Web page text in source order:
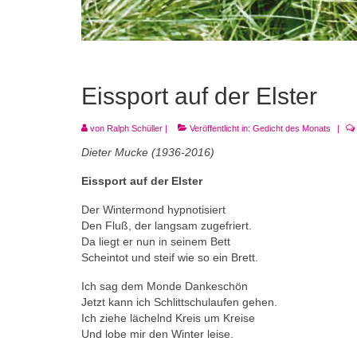
Eissport auf der Elster
von Ralph Schüller | Veröffentlicht in: Gedicht des Monats |
Dieter Mucke (1936-2016)
Eissport auf der Elster
Der Wintermond hypnotisiert
Den Fluß, der langsam zugefriert.
Da liegt er nun in seinem Bett
Scheintot und steif wie so ein Brett.
Ich sag dem Monde Dankeschön
Jetzt kann ich Schlittschulaufen gehen.
Ich ziehe lächelnd Kreis um Kreise
Und lobe mir den Winter leise.